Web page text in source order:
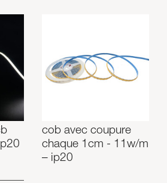
cob avec coupure
chaque 1cm - 11w/m
– ip20